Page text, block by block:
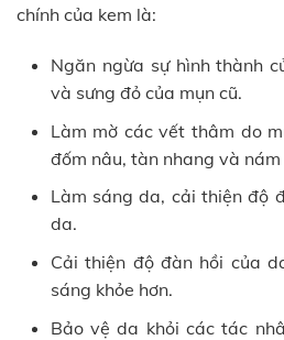
chính của kem là:
Ngăn ngừa sự hình thành
và sưng đỏ của mụn cũ.
Làm mờ các vết thâm do
đốm nâu, tàn nhang và nám
Làm sáng da, cải thiện độ
da.
Cải thiện độ đàn hồi của
sáng khỏe hơn.
Bảo vệ da khỏi các tác